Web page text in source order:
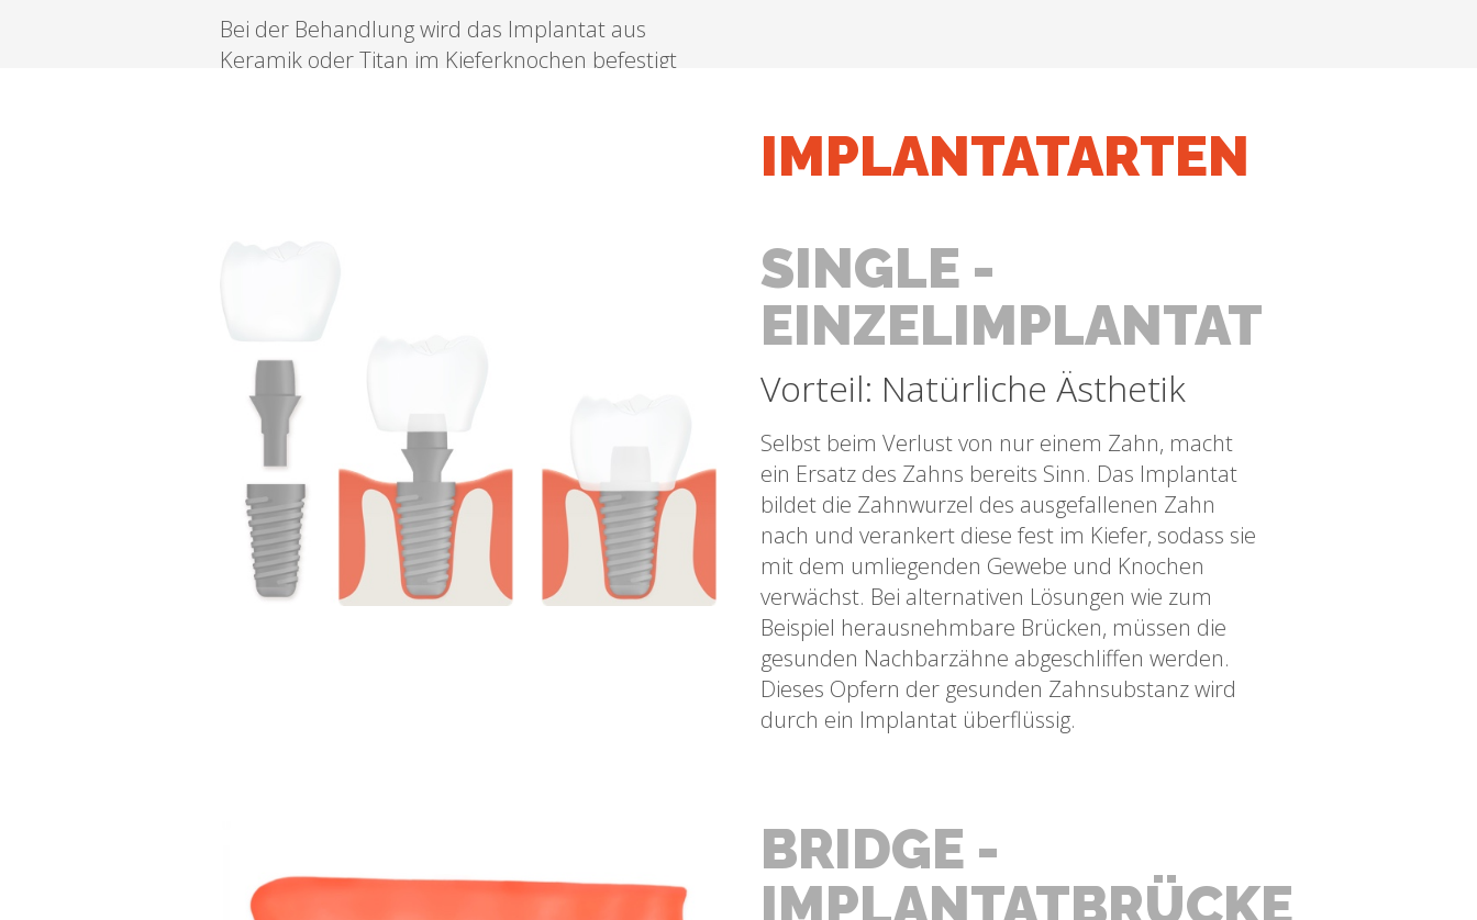
Bei der Behandlung wird das Implantat aus
Keramik oder Titan im Kieferknochen befestigt
Sie sollten nach der Behandlung auf eine
sorgfältige Zahnpflege achten. In regelmäßigen
Abständen kontrollieren wir während
kdie Implantate unserer Patienten
genauestens, um einen dauerhaften Halt zu
garantieren.
IMPLANTATARTEN
SINGLE -
EINZELIMPLANTAT
Vorteil: Natürliche Ästhetik
Selbst beim Verlust von nur einem Zahn, macht
ein Ersatz des Zahns bereits Sinn. Das Implantat
bildet die Zahnwurzel des ausgefallenen Zahn
nach und verankert diese fest im Kiefer, sodass sie
mit dem umliegenden Gewebe und Knochen
verwächst. Bei alternativen Lösungen wie zum
Beispiel herausnehmbare Brücken, müssen die
gesunden Nachbarzähne abgeschliffen werden.
Dieses Opfern der gesunden Zahnsubstanz wird
durch ein Implantat überflüssig.
BRIDGE -
IMPLANTATBRÜCKE